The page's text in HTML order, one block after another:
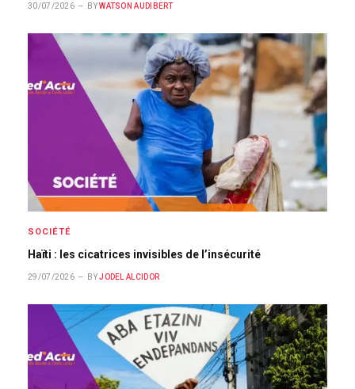
30/07/2026 BY WATSON AUDIBERT
SOCIÉTÉ
Haïti : les cicatrices invisibles de l’insécurité
29/07/2026 BY JODEL ALCIDOR